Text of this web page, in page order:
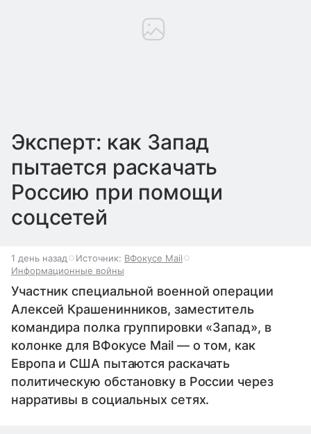
Эксперт: как Запад
пытается раскачать
Россию при помощи
соцсетей
1 день назад Источник: ВФокусе Mail
Информационные войны
Участник специальной военной операции
Алексей Крашенинников, заместитель
командира полка группировки «Запад», в
колонке для ВФокусе Mail — о том, как
Европа и США пытаются раскачать
политическую обстановку в России через
нарративы в социальных сетях.